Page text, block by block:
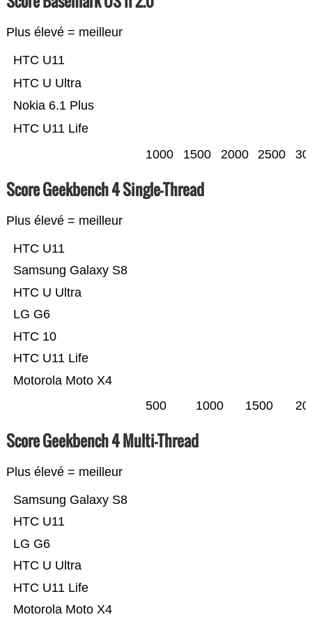
Plus élevé = meilleur
HTC U11 Life
Nokia 6.1 Plus
HTC U Ultra
HTC U11
1000 1500 2000 2500
Score Geekbench 4 Single-Thread
Plus élevé = meilleur
Motorola Moto X4
HTC U11 Life
HTC 10
LG G6
HTC U Ultra
Samsung Galaxy S8
HTC U11
500 1000 1500
Score Geekbench 4 Multi-Thread
Plus élevé = meilleur
Motorola Moto X4
HTC U11 Life
HTC U Ultra
LG G6
HTC U11
Samsung Galaxy S8